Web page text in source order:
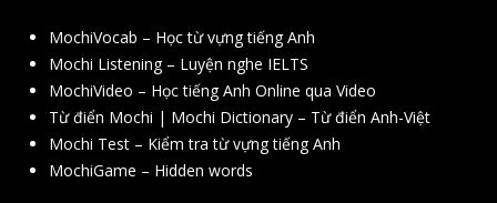
MochiVocab – Học từ vựng tiếng Anh
Mochi Listening – Luyện nghe IELTS
MochiVideo – Học tiếng Anh Online qua Video
Từ điển Mochi | Mochi Dictionary – Từ điển Anh-Việt
Mochi Test – Kiểm tra từ vựng tiếng Anh
MochiGame – Hidden words